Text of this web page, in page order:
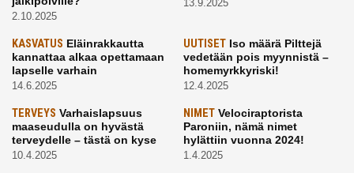
2.10.2025
13.9.2025
KASVATUS Eläinrakkautta
kannattaa alkaa opettamaan
lapselle varhain
14.6.2025
UUTISETIso määrä Pilttejä
vedetään pois myynnistä –
homemyrkkyriski!
12.4.2025
TERVEYS Varhaislapsuus
maaseudulla on hyvästä
terveydelle – tästä on kyse
10.4.2025
NIMETVelociraptorista
Paroniin, nämä nimet
hylättiin vuonna 2024!
1.4.2025